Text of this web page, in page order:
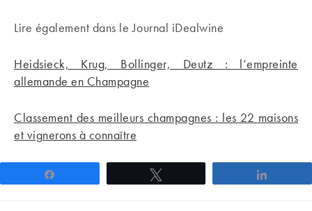
Lire également dans le Journal iDealwine
Heidsieck, Krug, Bollinger, Deutz : l’empreinte
allemande en Champagne
Classement des meilleurs champagnes : les 22 maisons
et vignerons à connaître